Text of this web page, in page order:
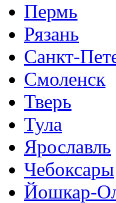
Пермь
Рязань
Санкт-
Смоленск
Тверь
Тула
Ярославль
Чебоксары
Йошкар-